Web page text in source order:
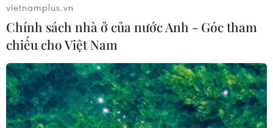
vietnamplus.vn
Chính sách nhà ở của nước Anh - Góc tham
chiếu cho Việt Nam